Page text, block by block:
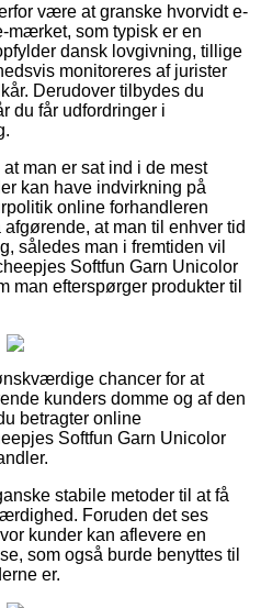
være at granske hvorvidt e-
mærket, som typisk er en
dansk lovgivning, tillige
monitoreres af jurister
Derudover tilbydes du
du får udfordringer i
man er sat ind i de mest
kan have indvirkning på
online forhandleren
at man til enhver tid
således man i fremtiden vil
Softfun Garn Unicolor
man efterspørger produkter til
chancer for at
kunders domme og af den
betragter online
Softfun Garn Unicolor
stabile metoder til at få
Foruden det ses
kunder kan aflevere en
som også burde benyttes til
er.